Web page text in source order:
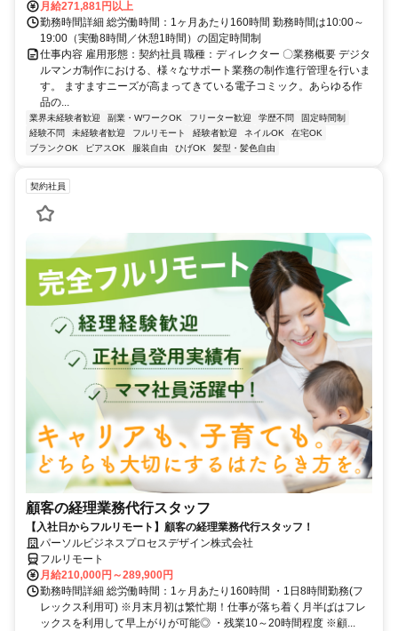
月給271,881円以上
勤務時間詳細 総労働時間：1ヶ月あたり160時間 勤務時間は10:00～
19:00（実働8時間／休憩1時間）の固定時間制
仕事内容 雇用形態：契約社員 職種：ディレクター 〇業務概要 デジタ
ルマンガ制作における、様々なサポート業務の制作進行管理を行いま
す。 ますますニーズが高まってきている電子コミック。あらゆる作
品の...
業界未経験者歓迎 副業・WワークOK フリーター歓迎 学歴不問
固定時間制
経験不問
未経験者歓迎 フルリモート 経験者歓迎 ネイルOK
在宅OK
ブランクOK
ピアスOK 服装自由 ひげOK 髪型・髪色自由
契約社員
顧客の経理業務代行スタッフ
【入社日からフルリモート】顧客の経理業務代行スタッフ！
パーソルビジネスプロセスデザイン株式会社
フルリモート
月給210,000円～289,900円
勤務時間詳細 総労働時間：1ヶ月あたり160時間 ・1日8時間勤務(フ
レックス利用可) ※月末月初は繁忙期！仕事が落ち着く月半ばはフレ
ックスを利用して早上がりが可能◎ ・残業10～20時間程度 ※顧...